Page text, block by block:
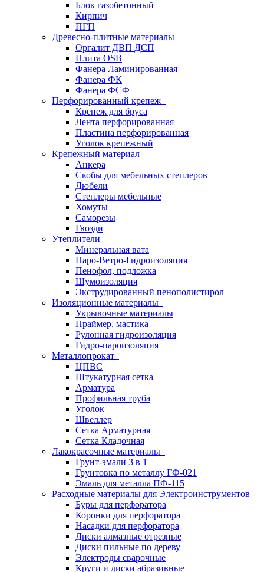
Блок газобетонный
Кирпич
ПГП
Древесно-плитные материалы
Оргалит ДВП ДСП
Плита OSB
Фанера Ламинированная
Фанера ФК
Фанера ФСФ
Перфорированный крепеж
Крепеж для бруса
Лента перфорированная
Пластина перфорированная
Уголок крепежный
Крепежный материал
Анкера
Скобы для мебельных степлеров
Дюбели
Степлеры мебельные
Хомуты
Саморезы
Гвозди
Утеплители
Минеральная вата
Паро-Ветро-Гидроизоляция
Пенофол, подложка
Шумоизоляция
Экструдированный пенополистирол
Изоляционные материалы
Укрывочные материалы
Праймер, мастика
Рулонная гидроизоляция
Гидро-пароизоляция
Металлопрокат
ЦПВС
Штукатурная сетка
Арматура
Профильная труба
Уголок
Швеллер
Сетка Арматурная
Сетка Кладочная
Лакокрасочные материалы
Грунт-эмали 3 в 1
Грунтовка по металлу ГФ-021
Эмаль для металла ПФ-115
Расходные материалы для Электроинструментов
Буры для перфоратора
Коронки для перфоратора
Насадки для перфоратора
Диски алмазные отрезные
Диски пильные по дереву
Электроды сварочные
Круги и диски абразивные